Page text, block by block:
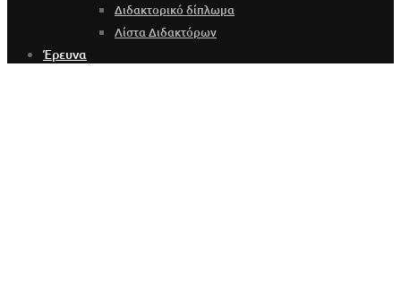
Διδακτορικό δίπλωμα
Λίστα Διδακτόρων
Έρευνα